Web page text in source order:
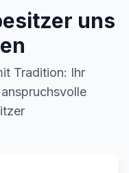
uns
Tradition: Ihr